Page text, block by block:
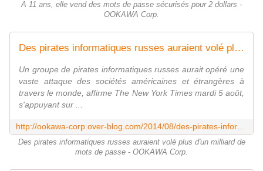
A 11 ans, elle vend des mots de passe sécurisés pour 2 dollars -
OOKAWA Corp.
Des pirates informatiques russes auraient volé plus d'un milliard de mots de passe - OOKAWA Corp.
Un groupe de pirates informatiques russes aurait opéré une
vaste attaque des sociétés américaines et étrangères à
travers le monde, affirme The New York Times mardi 5 août,
s'appuyant sur ...
Des pirates informatiques russes auraient volé plus d'un milliard de
mots de passe - OOKAWA Corp.